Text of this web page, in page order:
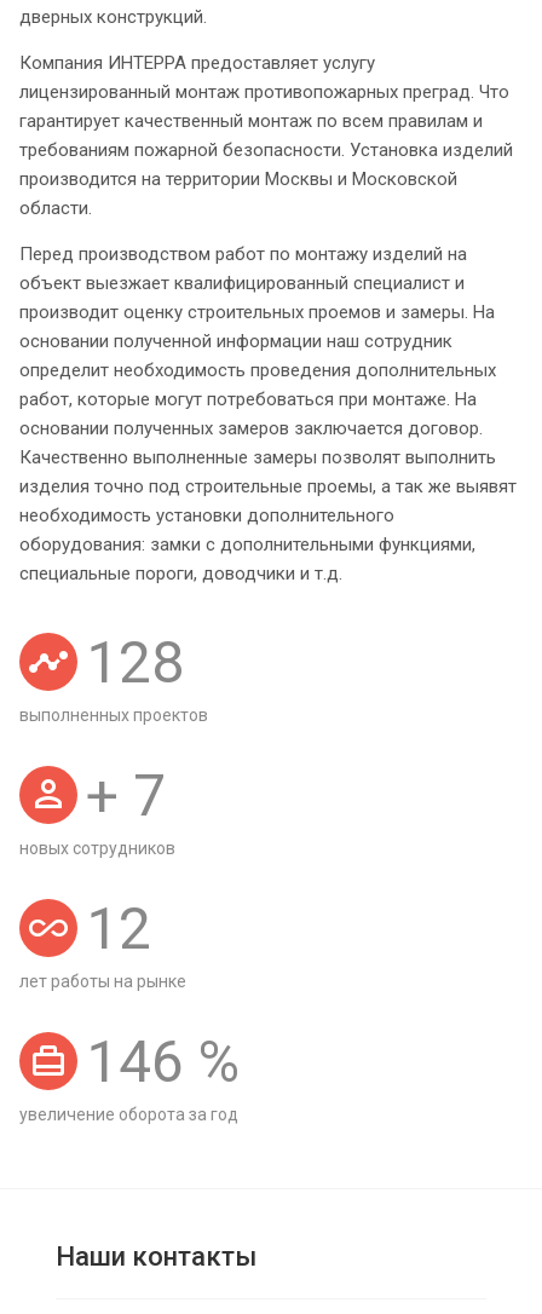
дверных конструкций.
Компания ИНТЕРРА предоставляет услугу
лицензированный монтаж противопожарных преград. Что
гарантирует качественный монтаж по всем правилам и
требованиям пожарной безопасности. Установка изделий
производится на территории Москвы и Московской
области.
Перед производством работ по монтажу изделий на
объект выезжает квалифицированный специалист и
производит оценку строительных проемов и замеры. На
основании полученной информации наш сотрудник
определит необходимость проведения дополнительных
работ, которые могут потребоваться при монтаже. На
основании полученных замеров заключается договор.
Качественно выполненные замеры позволят выполнить
изделия точно под строительные проемы, а так же выявят
необходимость установки дополнительного
оборудования: замки с дополнительными функциями,
специальные пороги, доводчики и т.д.
128
выполненных проектов
+ 7
новых сотрудников
12
лет работы на рынке
146 %
увеличение оборота за год
Наши контакты